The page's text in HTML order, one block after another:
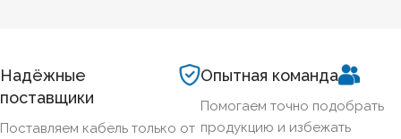
Надёжные
поставщики
Поставляем кабель только от
Опытная команда
Помогаем точно подобрать
продукцию и избежать